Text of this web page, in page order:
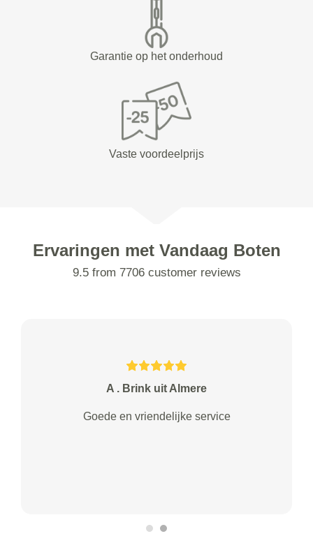
Garantie op het onderhoud
Vaste voordeelprijs
Ervaringen met Vandaag Boten
9.5 from 7706 customer reviews
A . Brink uit Almere
Goede en vriendelijke service